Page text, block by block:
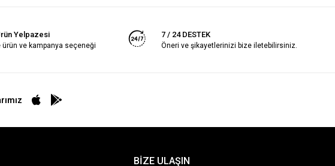
Yelpazesi
ürün ve kampanya seçeneği
7 / 24 DESTEK
Öneri ve şikayetlerinizi bize iletebilirsiniz.
BİZE ULAŞIN